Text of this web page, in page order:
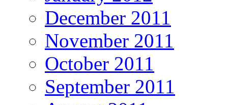
December 2011
November 2011
October 2011
September 2011